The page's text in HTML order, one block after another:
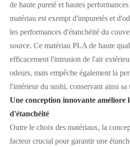
de haute pureté et hautes
matériau est exempt d'impuretés et
les performances d'étanchéité du
source. Ce matériau PLA de haute
efficacement l'intrusion de l'air
odeurs, mais empêche également la
l'intérieur du sushi, conservant ainsi sa
Une conception innovante améliore
d'étanchéité
Outre le choix des matériaux, la
facteur crucial pour garantir une